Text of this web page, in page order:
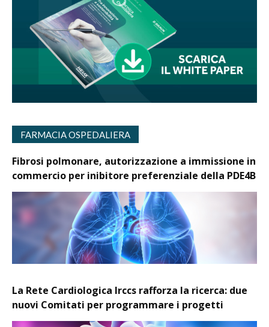
FARMACIA OSPEDALIERA
Fibrosi polmonare, autorizzazione a immissione in
commercio per inibitore preferenziale della PDE4B
La Rete Cardiologica Irccs rafforza la ricerca: due
nuovi Comitati per programmare i progetti